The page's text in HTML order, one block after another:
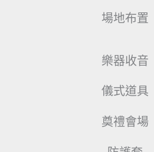
場地布置
樂器收音
儀式道具
奠禮會場